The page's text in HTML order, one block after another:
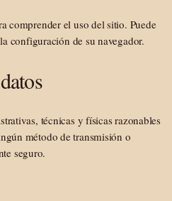
comprender el uso del sitio. Puede
configuración de su navegador.
técnicas y físicas razonables
método de transmisión o
seguro.